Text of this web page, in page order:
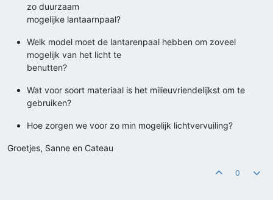
zo duurzaam
mogelijke lantaarnpaal?
Welk model moet de lantarenpaal hebben om zoveel
mogelijk van het licht te
benutten?
Wat voor soort materiaal is het milieuvriendelijkst om te
gebruiken?
Hoe zorgen we voor zo min mogelijk lichtvervuiling?
Groetjes, Sanne en Cateau
0